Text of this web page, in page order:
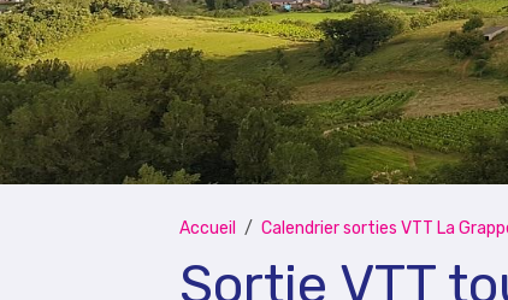
Accueil Calendrier sorties VTT La
Sortie VTT